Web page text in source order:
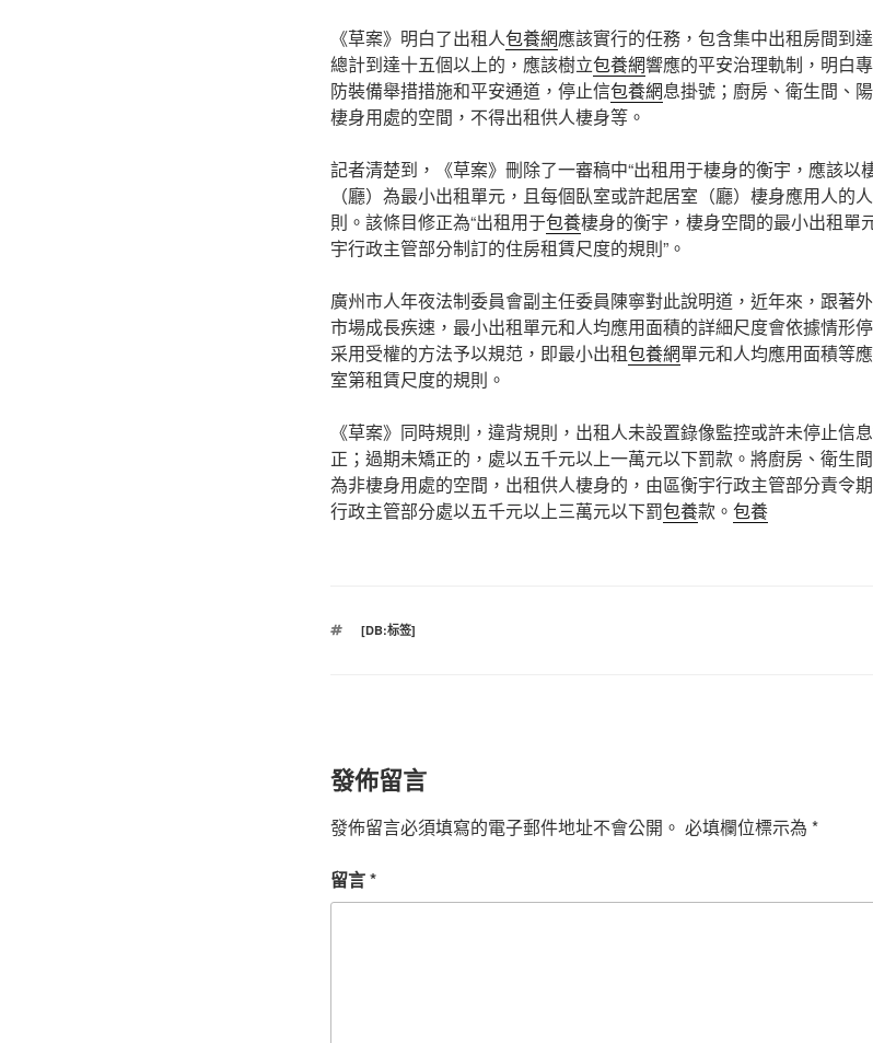
《草案》明白了出租人包養網應該實行的任務，包含集中出租房間到
總計到達十五個以上的，應該樹立包養網響應的平安治理軌制，明白
防裝備舉措措施和平安通道，停止信包養網息掛號；廚房、衛生間、
棲身用處的空間，不得出租供人棲身等。
記者清楚到，《草案》刪除了一審稿中“出租用于棲身的衡宇，應該以
（廳）為最小出租單元，且每個臥室或許起居室（廳）棲身應用人的
則。該條目修正為“出租用于包養棲身的衡宇，棲身空間的最小出租單
宇行政主管部分制訂的住房租賃尺度的規則”。
廣州市人年夜法制委員會副主任委員陳寧對此說明道，近年來，跟著
市場成長疾速，最小出租單元和人均應用面積的詳細尺度會依據情形
采用受權的方法予以規范，即最小出租包養網單元和人均應用面積等
室第租賃尺度的規則。
《草案》同時規則，違背規則，出租人未設置錄像監控或許未停止信
正；過期未矯正的，處以五千元以上一萬元以下罰款。將廚房、衛生
為非棲身用處的空間，出租供人棲身的，由區衡宇行政主管部分責令
行政主管部分處以五千元以上三萬元以下罰包養款。 包養
標
[DB:标签]
發佈留言
發佈留言必須填寫的電子郵件地址不會公開。 必填欄位標示為 *
留言*